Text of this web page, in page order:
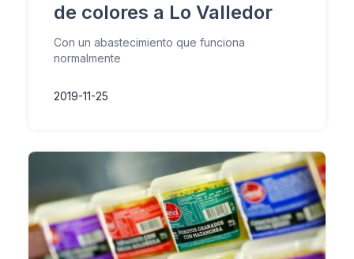
de colores a Lo Valledor
Con un abastecimiento que funciona
normalmente
2019-11-25